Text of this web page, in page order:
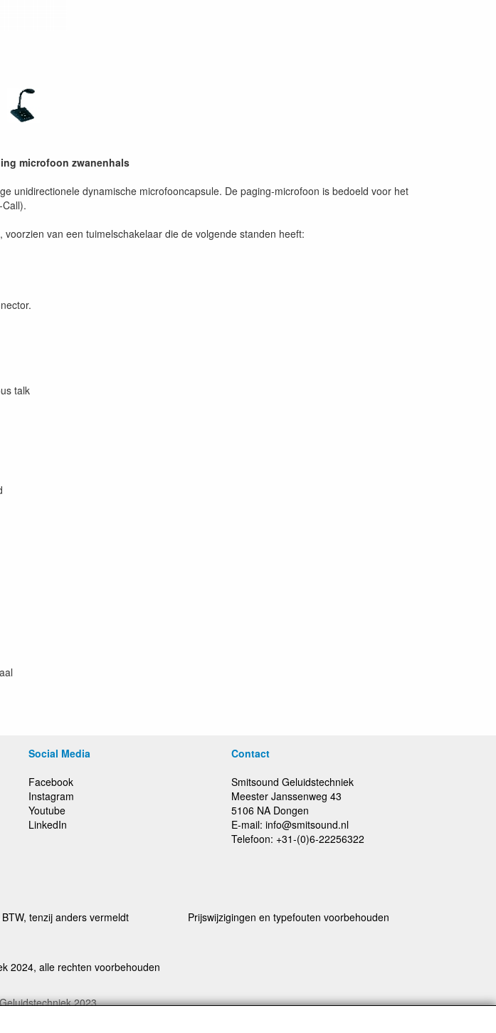
microfoon zwanenhals
unidirectionele dynamische microfooncapsule. De paging-microfoon is bedoeld voor het
van een tuimelschakelaar die de volgende standen heeft:
talk
Social Media
Facebook
Instagram
Youtube
LinkedIn
Contact
Smitsound Geluidstechniek
Meester Janssenweg 43
5106 NA Dongen
E-mail: info@smitsound.nl
Telefoon: +31-(0)6-22256322
tenzij anders vermeldt Prijswijzigingen en typefouten voorbehouden
2024, alle rechten voorbehouden
2023